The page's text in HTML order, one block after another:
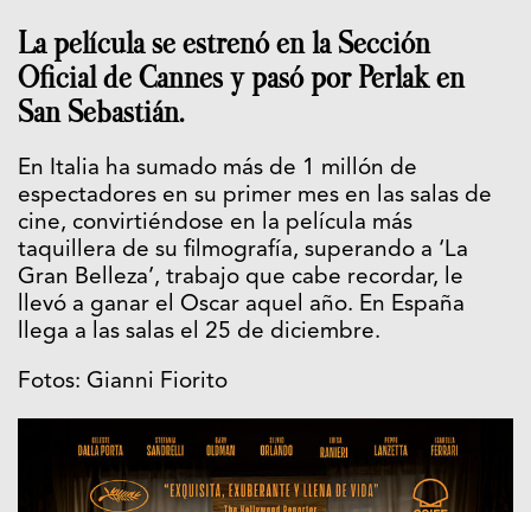
La película se estrenó en la Sección
Oficial de Cannes y pasó por Perlak en
San Sebastián.
En Italia ha sumado más de 1 millón de
espectadores en su primer mes en las salas de
cine, convirtiéndose en la película más
taquillera de su filmografía, superando a ‘La
Gran Belleza’, trabajo que cabe recordar, le
llevó a ganar el Oscar aquel año. En España
llega a las salas el 25 de diciembre.
Fotos: Gianni Fiorito